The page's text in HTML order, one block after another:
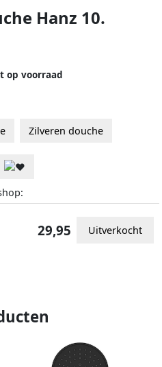
Hanz 10.
op voorraad
Zilveren douche
29,95 Uitverkocht